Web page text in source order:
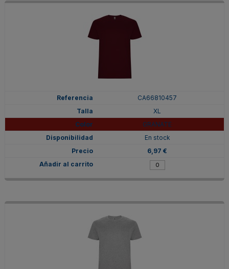
CA66810457
XL
GRANATE
En stock
6,97 €